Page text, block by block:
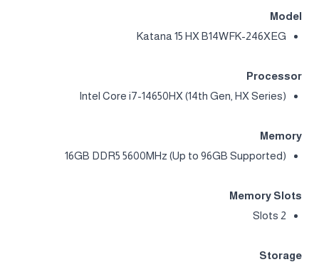
Model
Katana 15 HX B14WFK-246XEG
Processor
Intel Core i7-14650HX (14th Gen, HX Series)
Memory
16GB DDR5 5600MHz (Up to 96GB Supported)
Memory Slots
2 Slots
Storage